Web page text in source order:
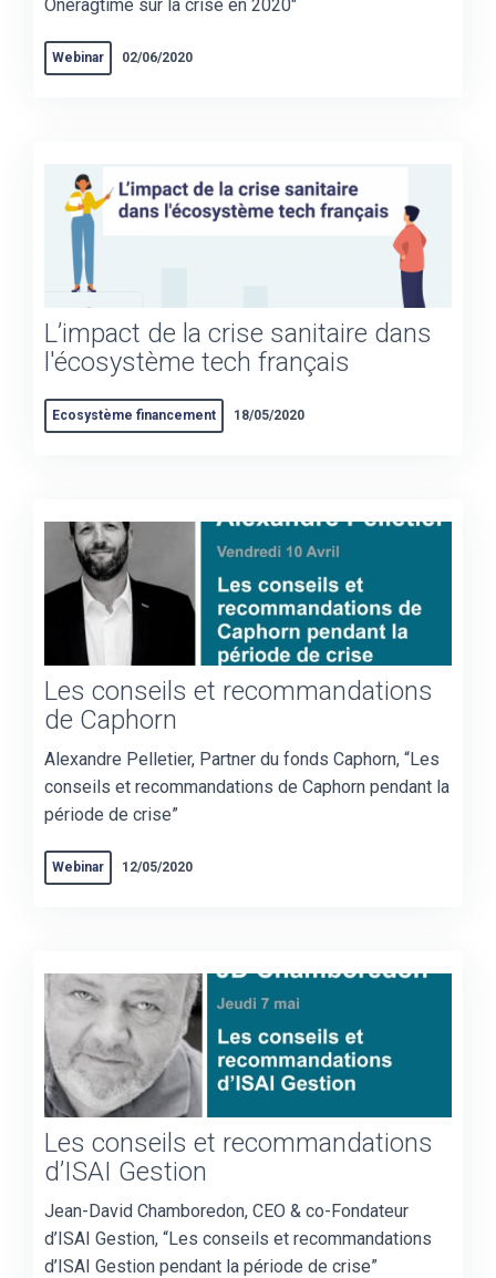
Oneragtime sur la crise en 2020"
Webinar 02/06/2020
L’impact de la crise sanitaire dans
l'écosystème tech français
Ecosystème financement 18/05/2020
Les conseils et recommandations
de Caphorn
Alexandre Pelletier, Partner du fonds Caphorn, “Les
conseils et recommandations de Caphorn pendant la
période de crise”
Webinar 12/05/2020
Les conseils et recommandations
d’ISAI Gestion
Jean-David Chamboredon, CEO & co-Fondateur
d’ISAI Gestion, “Les conseils et recommandations
d’ISAI Gestion pendant la période de crise”